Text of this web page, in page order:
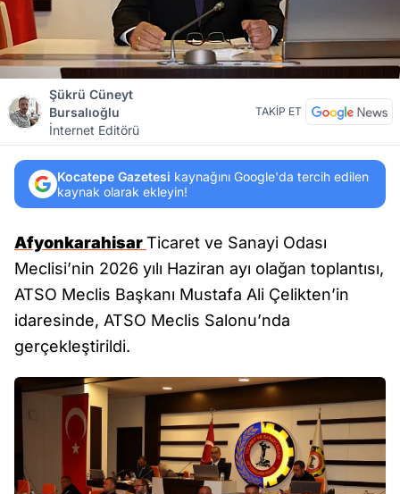
Şükrü Cüneyt
Bursalıoğlu
İnternet Editörü
TAKİP ET
Kocatepe Gazetesi kaynağını Google'da tercih edilen
kaynak olarak ekleyin!
AfyonkarahisarTicaret ve Sanayi Odası
Meclisi’nin 2026 yılı Haziran ayı olağan toplantısı,
ATSO Meclis Başkanı Mustafa Ali Çelikten’in
idaresinde, ATSO Meclis Salonu’nda
gerçekleştirildi.